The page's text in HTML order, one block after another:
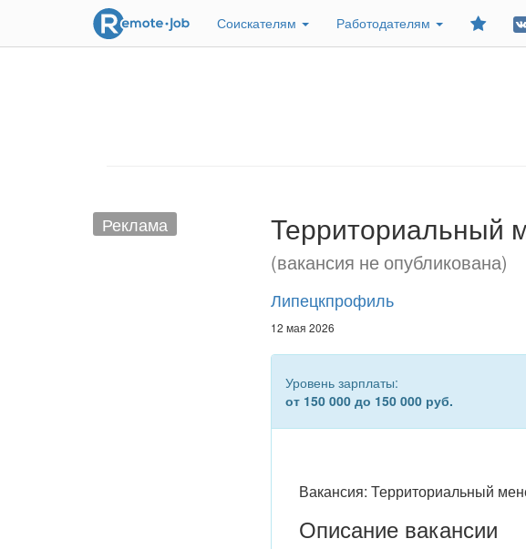
Соискателям Работодателям
Реклама Территориальный
(вакансия не опубликована)
Липецкпрофиль
12 мая 2026
Уровень зарплаты:
от 150 000 до 150 000 руб.
Вакансия: Территориальный
Описание вакансии